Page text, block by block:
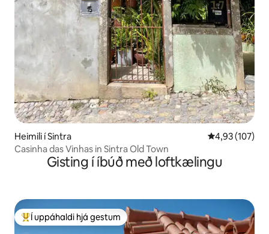
Heimili í Sintra 4,93 af 5 í
4,93 (107)
Casinha das Vinhas in Sintra Old Town
Gisting í íbúð með loftkælingu
Í mestu uppáhaldi hjá gestum
Í uppáhaldi hjá gestum